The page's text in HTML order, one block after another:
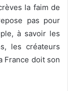
la faim de
pas pour
à savoir les
les créateurs
France doit son